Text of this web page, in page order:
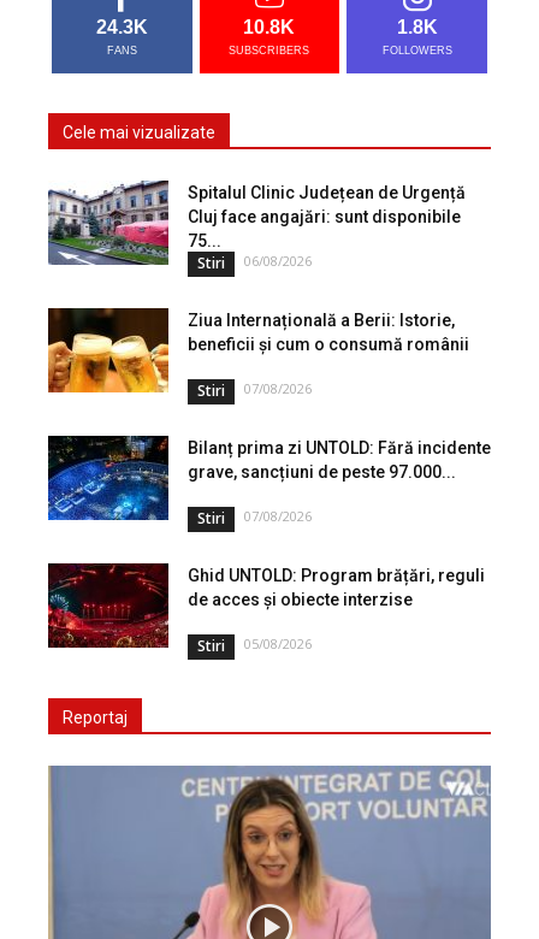
24.3K
FANS
10.8K
SUBSCRIBERS
1.8K
FOLLOWERS
Cele mai vizualizate
Spitalul Clinic Județean de Urgență
Cluj face angajări: sunt disponibile
75...
Stiri 06/08/2026
Ziua Internațională a Berii: Istorie,
beneficii și cum o consumă românii
Stiri 07/08/2026
Bilanț prima zi UNTOLD: Fără incidente
grave, sancțiuni de peste 97.000...
Stiri 07/08/2026
Ghid UNTOLD: Program brățări, reguli
de acces și obiecte interzise
Stiri 05/08/2026
Reportaj